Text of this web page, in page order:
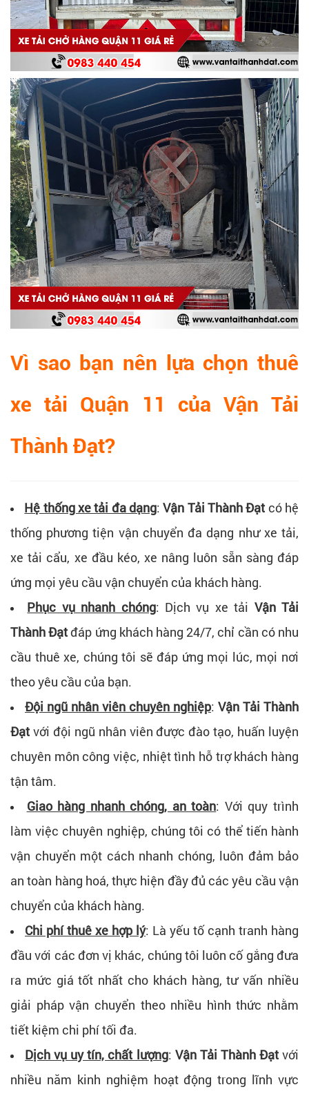
Vì sao bạn nên lựa chọn thuê
xe tải Quận 11 của Vận Tải
Thành Đạt?
Hệ thống xe tải đa dạng:Vận Tải Thành Đạt có hệ
thống phương tiện vận chuyển đa dạng như xe tải,
xe tải cẩu, xe đầu kéo, xe nâng luôn sẵn sàng đáp
ứng mọi yêu cầu vận chuyển của khách hàng.
Phục vụ nhanh chóng: Dịch vụ xe tải Vận Tải
Thành Đạt đáp ứng khách hàng 24/7, chỉ cần có nhu
cầu thuê xe, chúng tôi sẽ đáp ứng mọi lúc, mọi nơi
theo yêu cầu của bạn.
Đội ngũ nhân viên chuyên nghiệp: Vận Tải Thành
Đạt với đội ngũ nhân viên được đào tạo, huấn luyện
chuyên môn công việc, nhiệt tình hỗ trợ khách hàng
tận tâm.
Giao hàng nhanh chóng, an toàn: Với quy trình
làm việc chuyên nghiệp, chúng tôi có thể tiến hành
vận chuyển một cách nhanh chóng, luôn đảm bảo
an toàn hàng hoá, thực hiện đầy đủ các yêu cầu vận
chuyển của khách hàng.
Chi phí thuê xe hợp lý: Là yếu tố cạnh tranh hàng
đầu với các đơn vị khác, chúng tôi luôn cố gắng đưa
ra mức giá tốt nhất cho khách hàng, tư vấn nhiều
giải pháp vận chuyển theo nhiều hình thức nhằm
tiết kiệm chi phí tối đa.
Dịch vụ uy tín, chất lượng: Vận Tải Thành Đạtvới
nhiều năm kinh nghiệm hoạt động trong lĩnh vực